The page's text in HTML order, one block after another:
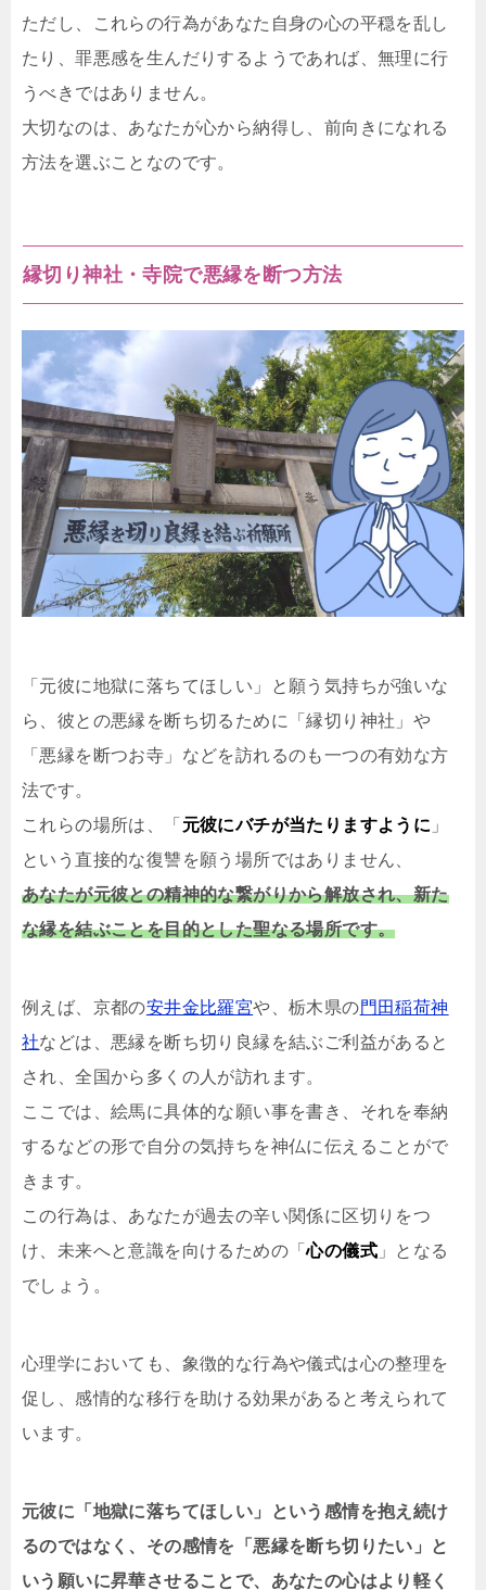
ただし、これらの行為があなた自身の心の平穏を乱し
たり、罪悪感を生んだりするようであれば、無理に行
うべきではありません。
大切なのは、あなたが心から納得し、前向きになれる
方法を選ぶことなのです。
縁切り神社・寺院で悪縁を断つ方法
「元彼に地獄に落ちてほしい」と願う気持ちが強いな
ら、彼との悪縁を断ち切るために「縁切り神社」や
「悪縁を断つお寺」などを訪れるのも一つの有効な方
法です。
これらの場所は、「 元彼にバチが当たりますように 」
という直接的な復讐を願う場所ではありません、
あなたが元彼との精神的な繋がりから解放され、新た
な縁を結ぶことを目的とした聖なる場所です。
例えば、京都の安井金比羅宮や、栃木県の門田稲荷神
社などは、悪縁を断ち切り良縁を結ぶご利益があると
され、全国から多くの人が訪れます。
ここでは、絵馬に具体的な願い事を書き、それを奉納
するなどの形で自分の気持ちを神仏に伝えることがで
きます。
この行為は、あなたが過去の辛い関係に区切りをつ
け、未来へと意識を向けるための「心の儀式 」となる
でしょう。
心理学においても、象徴的な行為や儀式は心の整理を
促し、感情的な移行を助ける効果があると考えられて
います。
元彼に「地獄に落ちてほしい」という感情を抱え続け
るのではなく、その感情を「悪縁を断ち切りたい」と
いう願いに昇華させることで、あなたの心はより軽く